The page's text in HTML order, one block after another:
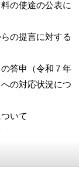
の使途の公表に
の提言に対する
答申（令和７年
の対応状況につ
いて